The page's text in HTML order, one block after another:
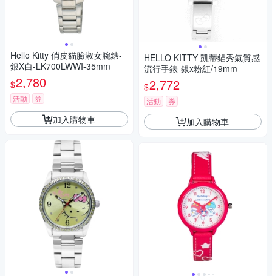
Hello Kitty 俏皮貓臉淑女腕錶-
銀X白-LK700LWWI-35mm
$2,780
活動 券
加入購物車
HELLO KITTY 凱蒂貓秀氣質感
流行手錶-銀x粉紅/19mm
$2,772
活動 券
加入購物車